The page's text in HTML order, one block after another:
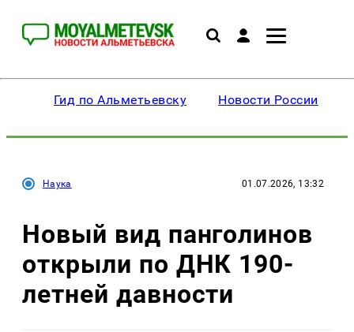
Гид по Альметьевску Новости России
Наука 01.07.2026, 13:32
Новый вид панголинов
открыли по ДНК 190-
летней давности